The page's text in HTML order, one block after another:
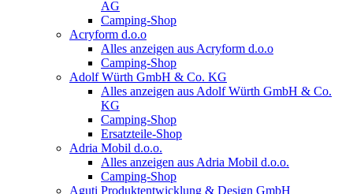
AG
Camping-Shop
Acryform d.o.o
Alles anzeigen aus Acryform d.o.o
Camping-Shop
Adolf Würth GmbH & Co. KG
Alles anzeigen aus Adolf Würth GmbH & Co.
KG
Camping-Shop
Ersatzteile-Shop
Adria Mobil d.o.o.
Alles anzeigen aus Adria Mobil d.o.o.
Camping-Shop
Aguti Produktentwicklung & Design GmbH